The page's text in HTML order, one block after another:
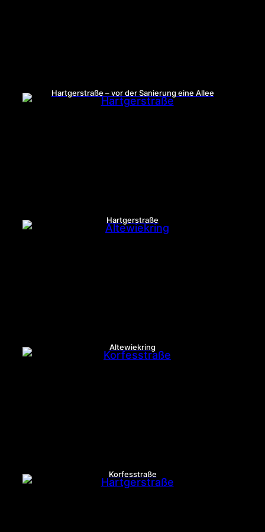
Hartgerstraße – vor der Sanierung eine Allee
Hartgerstraße
Altewiekring
Korfesstraße